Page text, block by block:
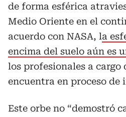
de forma esférica
Medio Oriente en el
acuerdo con NASA, la
encima del suelo aún es
los profesionales a cargo
encuentra en proceso de
Este orbe no “demostró